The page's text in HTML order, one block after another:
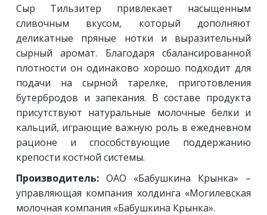
Сыр Тильзитер привлекает насыщенным
сливочным вкусом, который дополняют
деликатные пряные нотки и выразительный
сырный аромат. Благодаря сбалансированной
плотности он одинаково хорошо подходит для
подачи на сырной тарелке, приготовления
бутербродов и запекания. В составе продукта
присутствуют натуральные молочные белки и
кальций, играющие важную роль в ежедневном
рационе и способствующие поддержанию
крепости костной системы.
Производитель: ОАО «Бабушкина Крынка» –
управляющая компания холдинга «Могилевская
молочная компания «Бабушкина Крынка».